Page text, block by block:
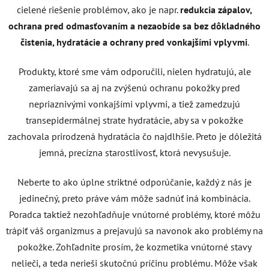
cielené riešenie problémov, ako je napr. redukcia zápalov,
ochrana pred odmasťovaním a nezaobíde sa bez dôkladného
čistenia, hydratácie a ochrany pred vonkajšími vplyvmi.
Produkty, ktoré sme vám odporučili, nielen hydratujú, ale
zameriavajú sa aj na zvýšenú ochranu pokožky pred
nepriaznivými vonkajšími vplyvmi, a tiež zamedzujú
transepidermálnej strate hydratácie, aby sa v pokožke
zachovala prirodzená hydratácia čo najdlhšie. Preto je dôležitá
jemná, precízna starostlivosť, ktorá nevysušuje.
Neberte to ako úplne striktné odporúčanie, každý z nás je
jedinečný, preto práve vám môže sadnúť iná kombinácia.
Poradca taktiež nezohľadňuje vnútorné problémy, ktoré môžu
trápiť váš organizmus a prejavujú sa navonok ako problémy na
pokožke. Zohľadnite prosím, že kozmetika vnútorné stavy
nelieči, a teda nerieši skutočnú príčinu problému. Môže však